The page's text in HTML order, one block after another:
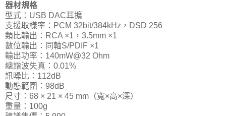
器材規格
型式：USB DAC耳擴
支援取樣率：PCM 32bit/384kHz，DSD 256
類比輸出：RCA ×1，3.5mm ×1
數位輸出：同軸S/PDIF ×1
輸出功率：140mW@32 Ohm
總諧波失真：0.01%
訊噪比：112dB
動態範圍：98dB
尺寸：68 × 21 × 45 mm（寬×高×深）
重量：100g